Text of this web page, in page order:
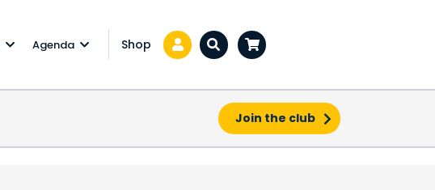
Agenda Shop Zoeken...
Join the club